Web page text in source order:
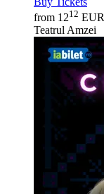
from 1212 EUR
Teatrul Amzei